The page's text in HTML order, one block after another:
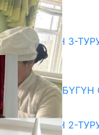
АЛУУНУН 3-
ҮЧҮН БҮГҮН
АЛУУНУН 2-